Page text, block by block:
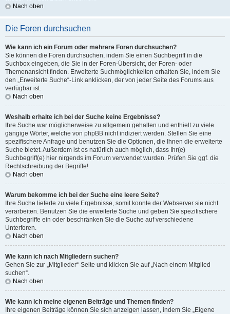
Nach oben
Die Foren durchsuchen
Wie kann ich ein Forum oder mehrere Foren durchsuchen?
Sie können die Foren durchsuchen, indem Sie einen Suchbegriff in die
Suchbox eingeben, die Sie in der Foren-Übersicht, der Foren- oder
Themenansicht finden. Erweiterte Suchmöglichkeiten erhalten Sie, indem Sie
den „Erweiterte Suche“-Link anklicken, der von jeder Seite des Forums aus
verfügbar ist.
Nach oben
Weshalb erhalte ich bei der Suche keine Ergebnisse?
Ihre Suche war möglicherweise zu allgemein gehalten und enthielt zu viele
gängige Wörter, welche von phpBB nicht indiziert werden. Stellen Sie eine
spezifischere Anfrage und benutzen Sie die Optionen, die Ihnen die erweiterte
Suche bietet. Außerdem ist es natürlich auch möglich, dass Ihr(e)
Suchbegriff(e) hier nirgends im Forum verwendet wurden. Prüfen Sie ggf. die
Rechtschreibung der Begriffe!
Nach oben
Warum bekomme ich bei der Suche eine leere Seite?
Ihre Suche lieferte zu viele Ergebnisse, somit konnte der Webserver sie nicht
verarbeiten. Benutzen Sie die erweiterte Suche und geben Sie spezifischere
Suchbegriffe ein oder beschränken Sie die Suche auf verschiedene
Unterforen.
Nach oben
Wie kann ich nach Mitgliedern suchen?
Gehen Sie zur „Mitglieder“-Seite und klicken Sie auf „Nach einem Mitglied
suchen“.
Nach oben
Wie kann ich meine eigenen Beiträge und Themen finden?
Ihre eigenen Beiträge können Sie sich anzeigen lassen, indem Sie „Eigene